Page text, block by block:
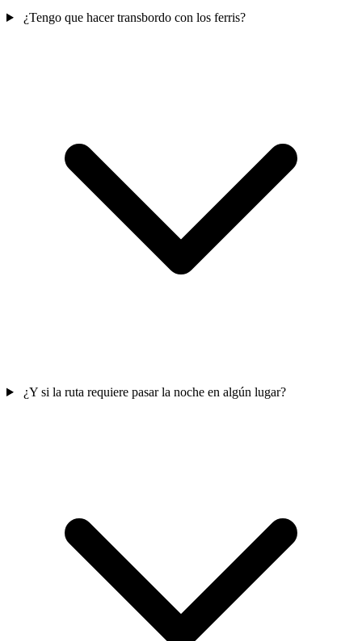
¿Tengo que hacer transbordo con los ferris?
¿Y si la ruta requiere pasar la noche en algún lugar?